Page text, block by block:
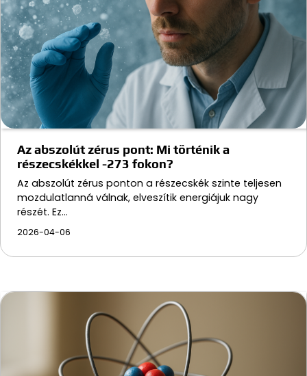
Az abszolút zérus pont: Mi történik a
részecskékkel -273 fokon?
Az abszolút zérus ponton a részecskék szinte teljesen
mozdulatlanná válnak, elveszítik energiájuk nagy
részét. Ez…
2026-04-06